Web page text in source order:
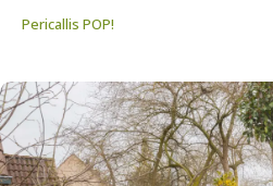
Pericallis POP!